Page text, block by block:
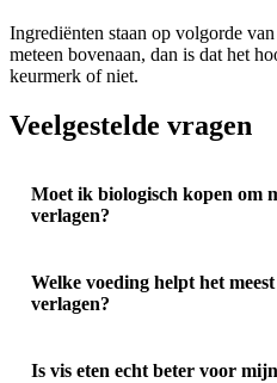
Ingrediënten staan op volgorde
meteen bovenaan, dan is dat het
keurmerk of niet.
Veelgestelde vragen
Moet ik biologisch kopen om
verlagen?
Welke voeding helpt het
verlagen?
Is vis eten echt beter voor